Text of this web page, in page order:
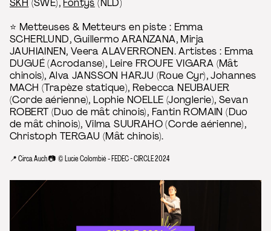
SKH (SWE), Fontys (NLD)
⭐ Metteuses & Metteurs en piste : Emma
SCHERLUND, Guillermo ARANZANA, Mirja
JAUHIAINEN, Veera ALAVERRONEN. Artistes : Emma
DUGUÉ (Acrodanse), Leire FROUFE VIGARA (Mât
chinois), Alva JANSSON HARJU (Roue Cyr), Johannes
MACH (Trapèze statique), Rebecca NEUBAUER
(Corde aérienne), Lophie NOELLE (Jonglerie), Sevan
ROBERT (Duo de mât chinois), Fantin ROMAIN (Duo
de mât chinois), Vilma SUURAHO (Corde aérienne),
Christoph TERGAU (Mât chinois).
📍 Circa Auch 📷 © Lucie Colombié - FEDEC - CIRCLE 2024